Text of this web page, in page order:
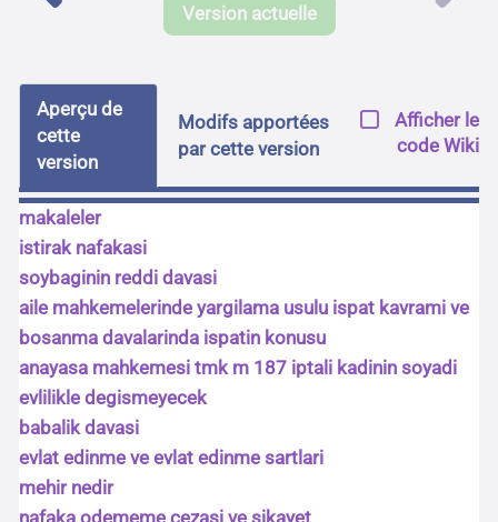
Version actuelle
Aperçu de
cette
version
Modifs apportées
par cette version
Afficher le
code Wiki